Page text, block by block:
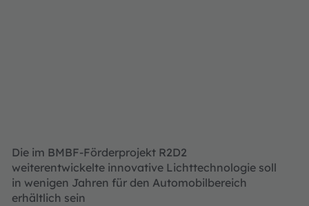
Die im BMBF-Förderprojekt R2D2
weiterentwickelte innovative Lichttechnologie soll
in wenigen Jahren für den Automobilbereich
erhältlich sein